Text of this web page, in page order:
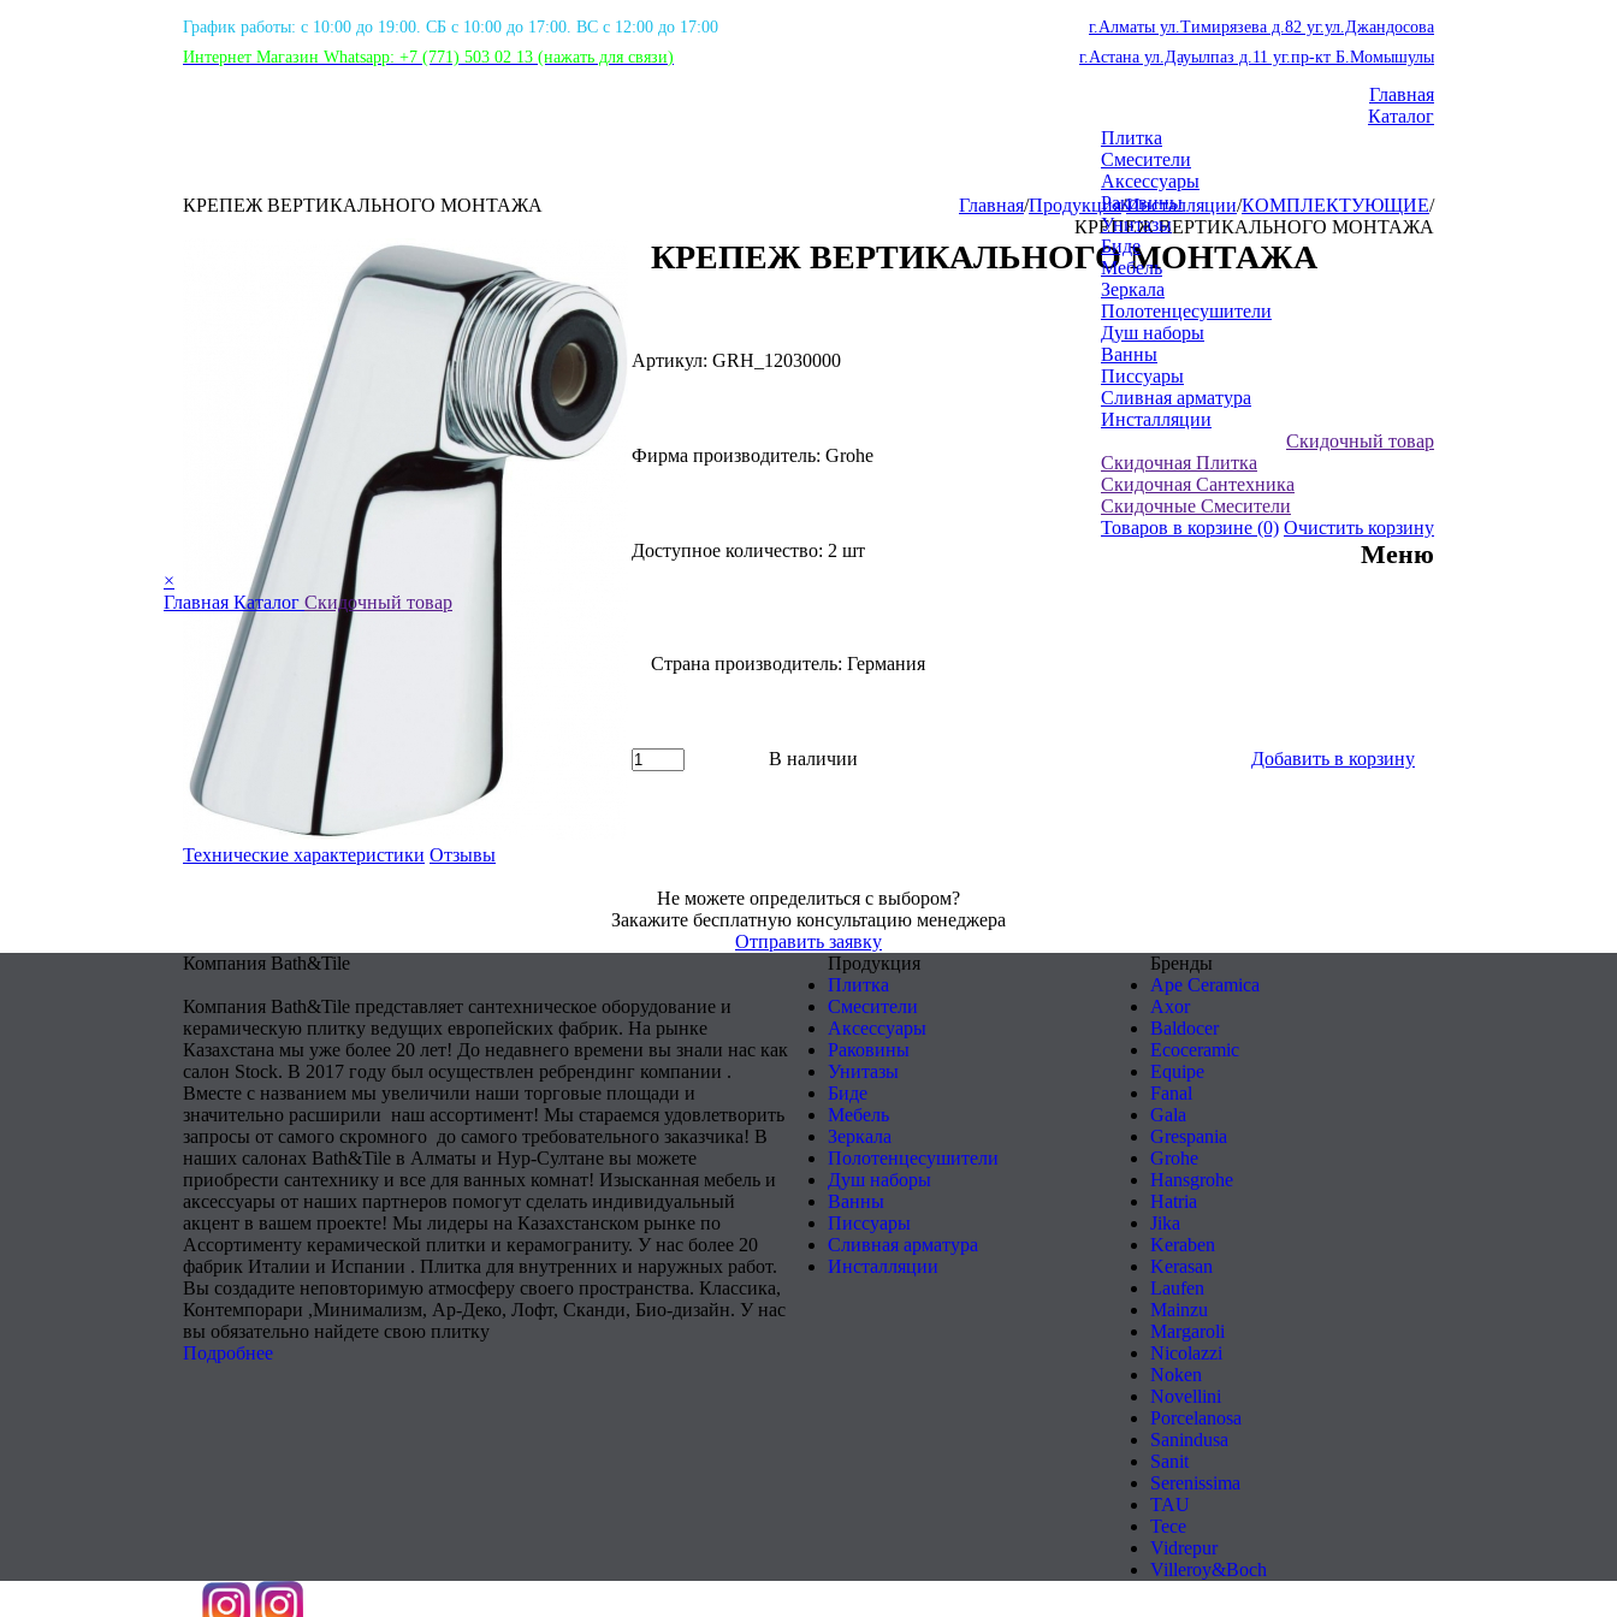
График работы: с 10:00 до 19:00. СБ с 10:00 до 17:00. ВС с 12:00 до 17:00
Интернет Магазин Whatsapp: +7 (771) 503 02 13 (нажать для связи)
г.Алматы ул.Тимирязева д.82 уг.ул.Джандосова
г.Астана ул.Дауылпаз д.11 уг.пр-кт Б.Момышулы
Главная
Каталог
Плитка
Смесители
Аксессуары
Раковины
Унитазы
Биде
Мебель
Зеркала
Полотенцесушители
Душ наборы
Ванны
Писсуары
Сливная арматура
Инсталляции
Скидочный товар
Скидочная Плитка
Скидочная Сантехника
Скидочные Смесители
Товаров в корзине (0) Очистить корзину
Меню
×
Главная Каталог Скидочный товар
КРЕПЕЖ ВЕРТИКАЛЬНОГО МОНТАЖА Главная/Продукция/Инсталляции/КОМПЛЕКТУЮЩИЕ/
КРЕПЕЖ ВЕРТИКАЛЬНОГО МОНТАЖА
КРЕПЕЖ ВЕРТИКАЛЬНОГО МОНТАЖА
Артикул: GRH_12030000
Фирма производитель: Grohe
Доступное количество: 2 шт
Страна производитель: Германия
В наличии Добавить в корзину
Технические характеристики Отзывы
Не можете определиться с выбором?
Закажите бесплатную консультацию менеджера
Отправить заявку
Компания Bath&Tile
Компания Bath&Tile представляет сантехническое оборудование и
керамическую плитку ведущих европейских фабрик. На рынке
Казахстана мы уже более 20 лет! До недавнего времени вы знали нас как
салон Stock. В 2017 году был осуществлен ребрендинг компании .
Вместе с названием мы увеличили наши торговые площади и
значительно расширили наш ассортимент! Мы стараемся удовлетворить
запросы от самого скромного до самого требовательного заказчика! В
наших салонах Bath&Tile в Алматы и Нур-Султане вы можете
приобрести сантехнику и все для ванных комнат! Изысканная мебель и
аксессуары от наших партнеров помогут сделать индивидуальный
акцент в вашем проекте! Мы лидеры на Казахстанском рынке по
Ассортименту керамической плитки и керамограниту. У нас более 20
фабрик Италии и Испании . Плитка для внутренних и наружных работ.
Вы создадите неповторимую атмосферу своего пространства. Классика,
Контемпорари ,Минимализм, Ар-Деко, Лофт, Сканди, Био-дизайн. У нас
вы обязательно найдете свою плитку
Подробнее
Продукция
Плитка
Смесители
Аксессуары
Раковины
Унитазы
Биде
Мебель
Зеркала
Полотенцесушители
Душ наборы
Ванны
Писсуары
Сливная арматура
Инсталляции
Бренды
Ape Ceramica
Axor
Baldocer
Ecoceramic
Equipe
Fanal
Gala
Grespania
Grohe
Hansgrohe
Hatria
Jika
Keraben
Kerasan
Laufen
Mainzu
Margaroli
Nicolazzi
Noken
Novellini
Porcelanosa
Sanindusa
Sanit
Serenissima
TAU
Tece
Vidrepur
Villeroy&Boch